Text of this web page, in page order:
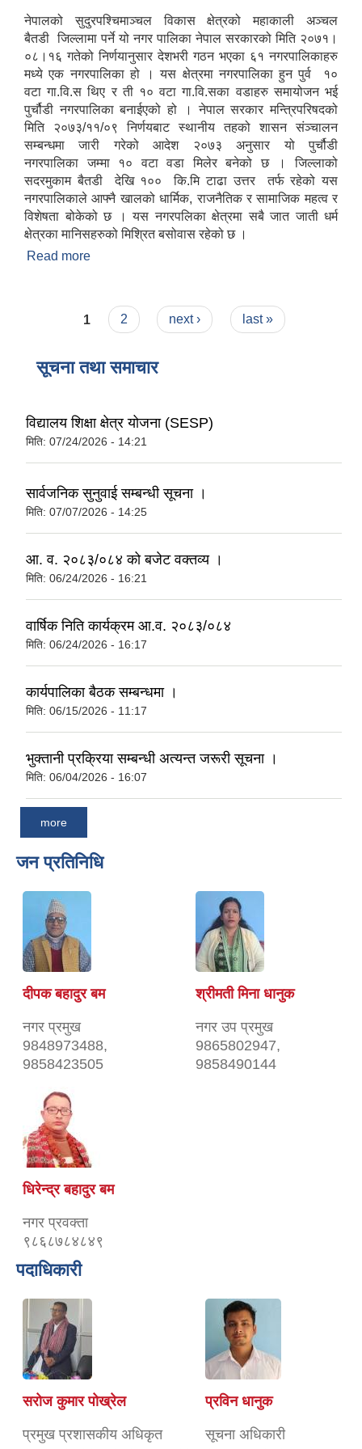
नेपालको सुदुरपश्चिमाञ्चल विकास क्षेत्रको महाकाली अञ्चल
बैतडी जिल्लामा पर्ने यो नगर पालिका नेपाल सरकारको मिति २०७१।
०८।१६ गतेको निर्णयानुसार देशभरी गठन भएका ६१ नगरपालिकाहरु
मध्ये एक नगरपालिका हो । यस क्षेत्रमा नगरपालिका हुन पुर्व १०
वटा गा.वि.स थिए र ती १० वटा गा.वि.सका वडाहरु समायोजन भई
पुर्चौडी नगरपालिका बनाईएको हो । नेपाल सरकार मन्त्रिपरिषदको
मिति २०७३/११/०९ निर्णयबाट स्थानीय तहको शासन संञ्चालन
सम्बन्धमा जारी गरेको आदेश २०७३ अनुसार यो पुर्चौडी
नगरपालिका जम्मा १० वटा वडा मिलेर बनेको छ । जिल्लाको
सदरमुकाम बैतडी देखि १०० कि.मि टाढा उत्तर तर्फ रहेको यस
नगरपालिकाले आफ्नै खालको धार्मिक, राजनैतिक र सामाजिक महत्व र
विशेषता बोकेको छ । यस नगरपलिका क्षेत्रमा सबै जात जाती धर्म
क्षेत्रका मानिसहरुको मिश्रित बसोवास रहेको छ ।
Read more
Pages
1 2 next › last »
सूचना तथा समाचार
विद्यालय शिक्षा क्षेत्र योजना (SESP)
मिति: 07/24/2026 - 14:21
सार्वजनिक सुनुवाई सम्बन्धी सूचना ।
मिति: 07/07/2026 - 14:25
आ. व. २०८३/०८४ को बजेट वक्तव्य ।
मिति: 06/24/2026 - 16:21
वार्षिक निति कार्यक्रम आ.व. २०८३/०८४
मिति: 06/24/2026 - 16:17
कार्यपालिका बैठक सम्बन्धमा ।
मिति: 06/15/2026 - 11:17
भुक्तानी प्रक्रिया सम्बन्धी अत्यन्त जरूरी सूचना ।
मिति: 06/04/2026 - 16:07
more
जन प्रतिनिधि
दीपक बहादुर बम
नगर प्रमुख
9848973488,
9858423505
श्रीमती मिना धानुक
नगर उप प्रमुख
9865802947,
9858490144
धिरेन्द्र बहादुर बम
नगर प्रवक्ता
९८६८७८४८४९
पदाधिकारी
सरोज कुमार पोख्रेल
प्रमुख प्रशासकीय अधिकृत
प्रविन धानुक
सूचना अधिकारी